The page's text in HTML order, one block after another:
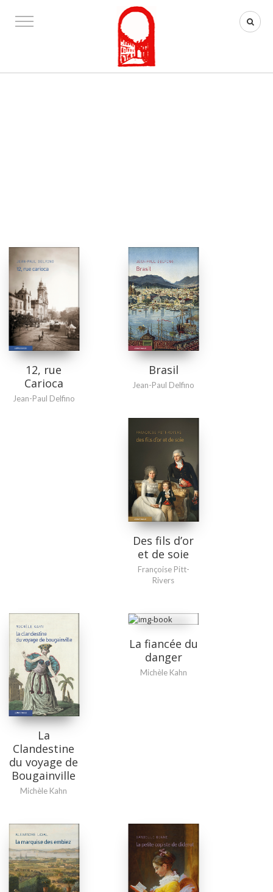
12, rue
Carioca
Jean-Paul Delfino
Brasil
Jean-Paul Delfino
Des fils d’or
et de soie
Françoise Pitt-
Rivers
La
Clandestine
du voyage de
Bougainville
Michèle Kahn
La fiancée du
danger
Michèle Kahn